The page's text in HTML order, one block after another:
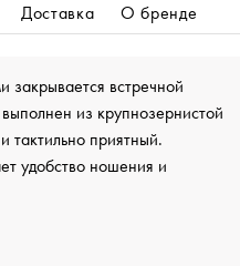
Доставка О бренде
закрывается встречной
из крупнозернистой
тактильно приятный.
удобство ношения и